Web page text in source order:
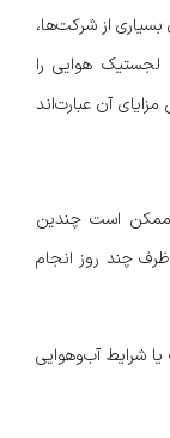
از شرکت‌ها،
لجستیک هوایی را
آن عبارت‌اند
ممکن است چندین
چند روز انجام
شرایط آب‌وهوایی